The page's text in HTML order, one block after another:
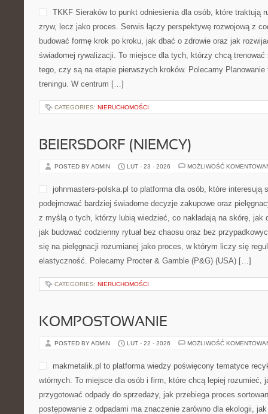
TKKF Sieraków to punkt odniesienia dla osób, które traktują
zryw, lecz jako proces. Serwis łączy perspektywę rozwojową z
budować formę krok po kroku, jak dbać o zdrowie oraz jak
świadomej rywalizacji. To miejsce dla tych, którzy chcą
tego, czy są na etapie pierwszych kroków. Polecamy
treningu. W centrum […]
CATEGORIES: NIERUCHOMOŚCI
BEIERSDORF (NIEMCY)
POSTED BY ADMIN LUT - 23 - 2026 MOŻLIWOŚĆ
johnmasters-polska.pl to platforma dla osób, które interesują
podejmować bardziej świadome decyzje zakupowe oraz
z myślą o tych, którzy lubią wiedzieć, co nakładają na skórę, jak
jak budować codzienny rytuał bez chaosu oraz bez
się na pielęgnacji rozumianej jako proces, w którym liczy się
elastyczność. Polecamy Procter & Gamble (P&G) (USA) […]
CATEGORIES: NIERUCHOMOŚCI
KOMPOSTOWANIE
POSTED BY ADMIN LUT - 22 - 2026 MOŻLIWOŚĆ
makmetalik.pl to platforma wiedzy poświęcony tematyce
wtórnych. To miejsce dla osób i firm, które chcą lepiej rozumieć,
przygotować odpady do sprzedaży, jak przebiega proces
postępowanie z odpadami ma znaczenie zarówno dla ekologii,